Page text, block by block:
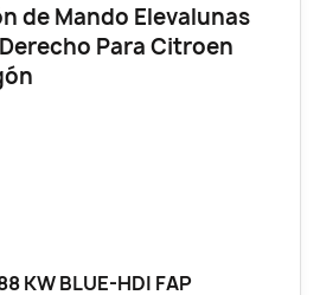
de Mando Elevalunas
Para Citroen
KW BLUE-HDI FAP